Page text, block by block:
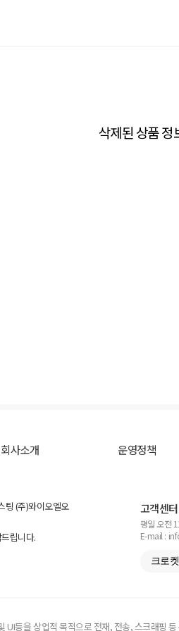
삭제된 상품 정
회사소개 운영정책
팅 (주)와이오엘오
립니다.
고객센터
평일 오전
E-mail :
크로
등을 상업적 목적으로 전재, 전송, 스크래핑